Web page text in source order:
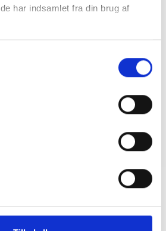
har indsamlet fra din brug af
i plejeboliger ved
konsekvenser for